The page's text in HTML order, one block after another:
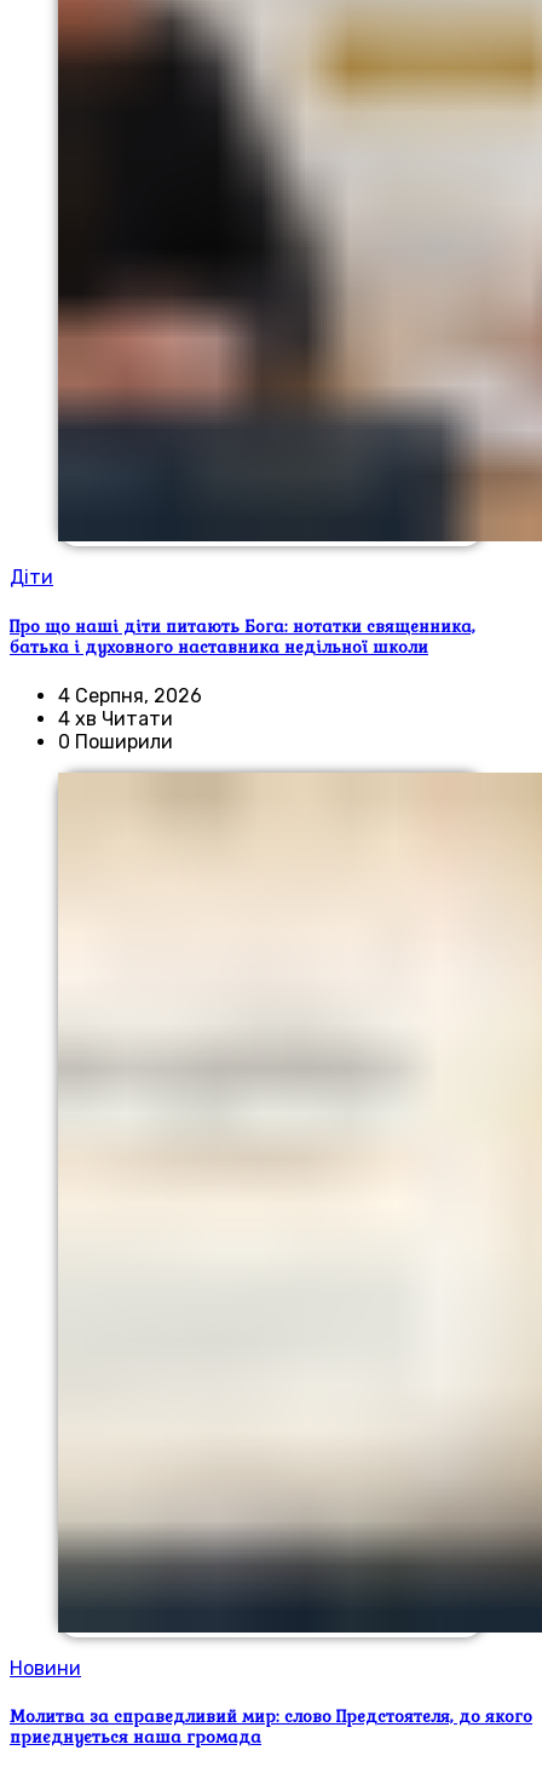
Діти
Про що наші діти питають Бога: нотатки священника,
батька і духовного наставника недільної школи
4 Серпня, 2026
4 хв Читати
0 Поширили
Новини
Молитва за справедливий мир: слово Предстоятеля, до якого
приєднується наша громада